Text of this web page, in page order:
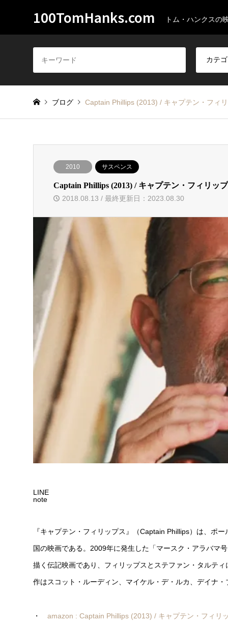
100TomHanks.com トム・ハンクスの
ブログ Captain Phillips (2013) / キャプテン・フィ
2010 サスペンス
Captain Phillips (2013) / キャプテン・フィリッ
2018.08.13 / 最終更新日：2023.08.30
LINE
note
『キャプテン・フィリップス』（Captain Phillips）は、ポ
国の映画である。2009年に発生した「マースク・アラバマ
描く伝記映画であり、フィリップスとステファン・タルテ
作はスコット・ルーディン、マイケル・デ・ルカ、デイナ
・ amazon : Captain Phillips (2013) / キャプテン・フィリ